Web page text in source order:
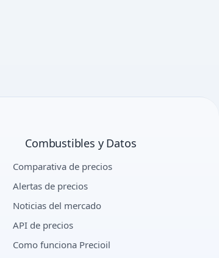
Combustibles y Datos
Comparativa de precios
Alertas de precios
Noticias del mercado
API de precios
Como funciona Precioil